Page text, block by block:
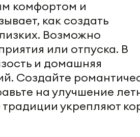
комфортом и
как создать
Возможно
или отпуска. В
и домашняя
Создайте
на улучшение
укрепляют